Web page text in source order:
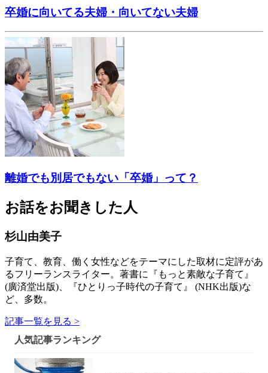
卒婚に向いてる夫婦・向いてない夫婦
離婚でも別居でもない「卒婚」って？
お話をお聞きした人
杉山由美子
子育て、教育、働く女性などをテーマにした取材に定評があ
るフリーランスライター。著書に『もっと素敵な子育て』
(廣済堂出版)、『ひとりっ子時代の子育て』 (NHK出版)な
ど、多数。
記事一覧を見る >
人気記事ランキング